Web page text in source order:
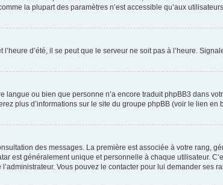
la plupart des paramètres n’est accessible qu’aux
d’été, il se peut que le serveur ne soit pas à l’heure.
langue ou bien que personne n’a encore traduit phpBB3 dans
plus d’informations sur le site du groupe phpBB (voir le lien en
des messages. La première est associée à votre
est généralement unique et personnelle à chaque utilisateur.
Vous pouvez le contacter pour lui demander ses